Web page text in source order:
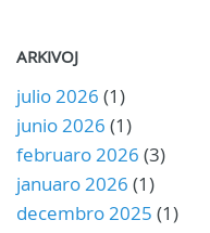
ARKIVOJ
julio 2026 (1)
junio 2026 (1)
februaro 2026 (3)
januaro 2026 (1)
decembro 2025 (1)